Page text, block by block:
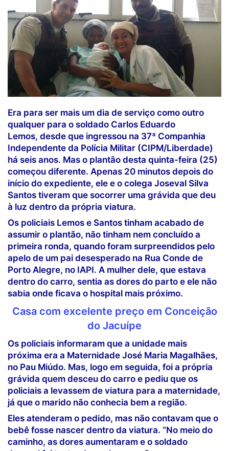
Era para ser mais um dia de serviço como outro
qualquer para o soldado Carlos Eduardo
Lemos, desde que ingressou na 37ª Companhia
Independente da Polícia Militar (CIPM/Liberdade)
há seis anos. Mas o plantão desta quinta-feira (25)
começou diferente. Apenas 20 minutos depois do
início do expediente, ele e o colega Joseval Silva
Santos tiveram que socorrer uma grávida que deu
à luz dentro da própria viatura.
Os policiais Lemos e Santos tinham acabado de
assumir o plantão, não tinham nem concluído a
primeira ronda, quando foram surpreendidos pelo
apelo de um pai desesperado na Rua Conde de
Porto Alegre, no IAPI. A mulher dele, que estava
dentro do carro, sentia as dores do parto e ele não
sabia onde ficava o hospital mais próximo.
Casa com excelente preço em Conceição
do Jacuípe
Os policiais informaram que a unidade mais
próxima era a Maternidade José Maria Magalhães,
no Pau Miúdo. Mas, logo em seguida, foi a própria
grávida quem desceu do carro e pediu que os
policiais a levassem de viatura para a maternidade,
já que o marido não conhecia bem a região.
Eles atenderam o pedido, mas não contavam que o
bebê fosse nascer dentro da viatura. “No meio do
caminho, as dores aumentaram e o soldado